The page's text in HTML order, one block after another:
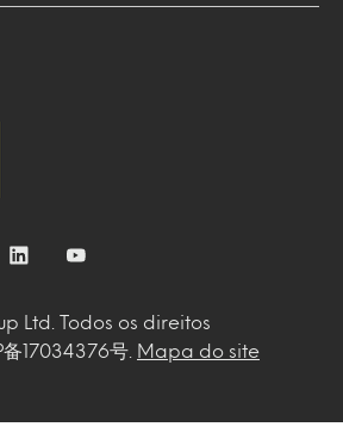
Ltd. Todos os direitos
17034376号.
Mapa do site